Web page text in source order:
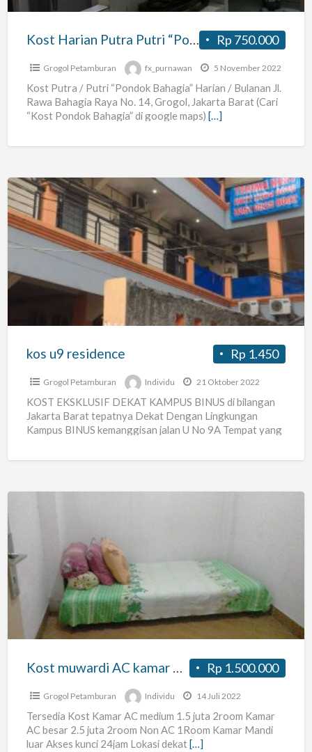
Rp 750.000
Kost Harian Putra Putri “Pondok Bahagia”
Grogol Petamburan fx_purnawan 5 November 2022
Kost Putra / Putri “Pondok Bahagia” Harian / Bulanan Jl.
Rawa Bahagia Raya No. 14, Grogol, Jakarta Barat (Cari
“Kost Pondok Bahagia” di google maps) […]
kos
u9
residence
Rp 1.450
kos u9 residence
Grogol Petamburan Individu 21 Oktober 2022
KOST EKSKLUSIF DEKAT KAMPUS BINUS di bilangan
Jakarta Barat tepatnya Dekat Dengan Lingkungan
Kampus BINUS kemanggisan jalan U No 9A Tempat yang
Kost
muwardi
AC
kamar
medium
grogol
Jak
Rp 1.500.000
Grogol Petamburan Individu 14 Juli 2022
Tersedia Kost Kamar AC medium 1.5 juta 2room Kamar
AC besar 2.5 juta 2room Non AC 1Room Kamar Mandi
luar Akses kunci 24jam Lokasi dekat[…]